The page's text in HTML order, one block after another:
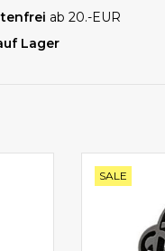
ab 20.-EUR
Lager
SALE